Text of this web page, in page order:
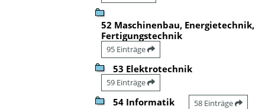
52 Maschinenbau, Energietechnik,
Fertigungstechnik
95 Einträge
53 Elektrotechnik
59 Einträge
54 Informatik 58 Einträge